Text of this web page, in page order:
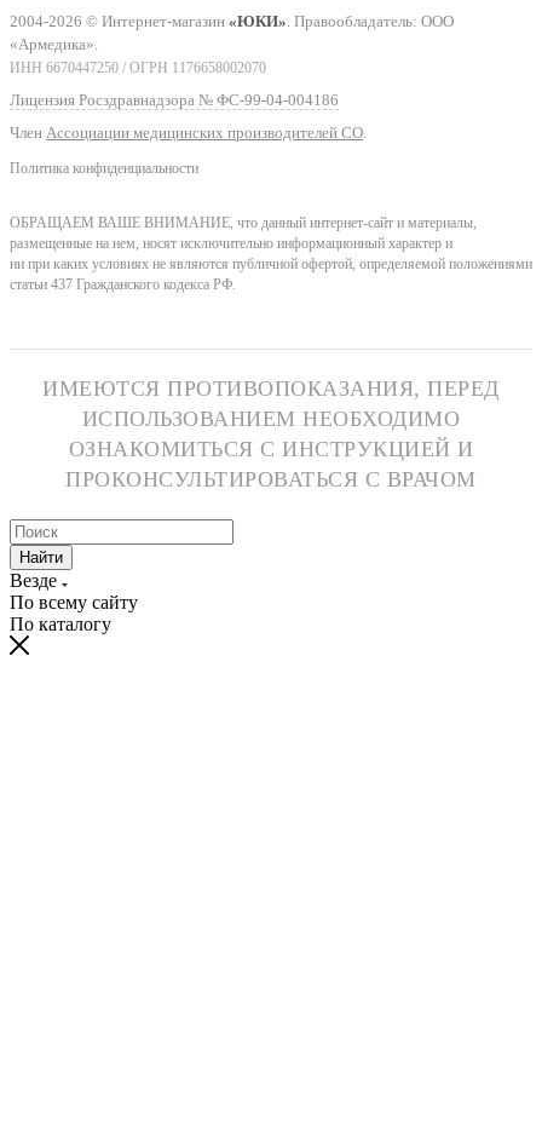
2004-2026 © Интернет-магазин «ЮКИ» . Правообладатель: ООО
«Армедика».
ИНН 6670447250 / ОГРН 1176658002070
Лицензия Росздравнадзора № ФС-99-04-004186
Член Ассоциации медицинских производителей СО
Политика конфиденциальности
ОБРАЩАЕМ ВАШЕ ВНИМАНИЕ, что данный интернет-сайт и материалы,
размещенные на нем, носят исключительно информационный характер и
ни при каких условиях не являются публичной офертой, определяемой положениями
статьи 437 Гражданского кодекса РФ.
ИМЕЮТСЯ ПРОТИВОПОКАЗАНИЯ, ПЕРЕД
ИСПОЛЬЗОВАНИЕМ НЕОБХОДИМО
ОЗНАКОМИТЬСЯ С ИНСТРУКЦИЕЙ И
ПРОКОНСУЛЬТИРОВАТЬСЯ С ВРАЧОМ
Найти
Везде
По всему сайту
По каталогу